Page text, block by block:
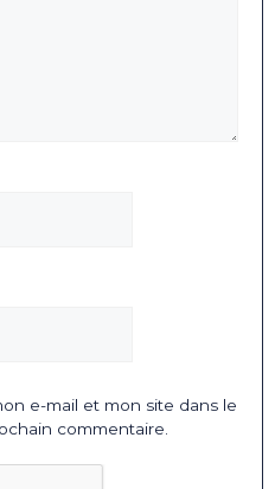
e-mail et mon site dans le
commentaire.